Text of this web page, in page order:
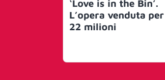
‘Love is in the Bin’.
L’opera venduta per
22 milioni